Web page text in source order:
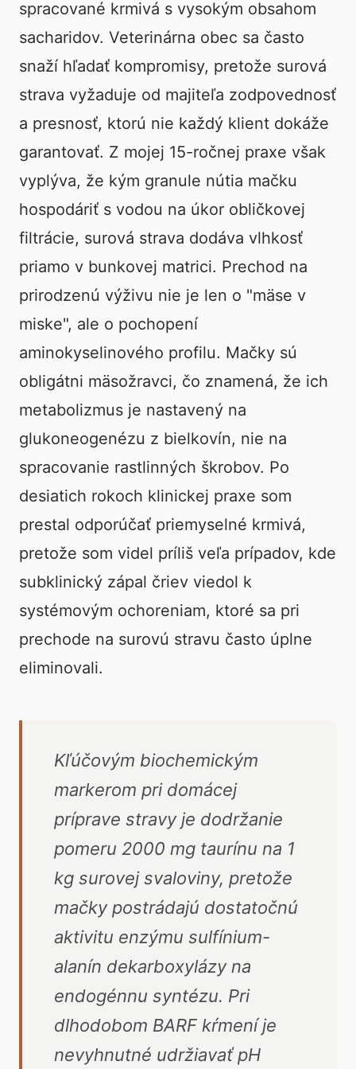
spracované krmivá s vysokým obsahom
sacharidov. Veterinárna obec sa často
snaží hľadať kompromisy, pretože surová
strava vyžaduje od majiteľa zodpovednosť
a presnosť, ktorú nie každý klient dokáže
garantovať. Z mojej 15-ročnej praxe však
vyplýva, že kým granule nútia mačku
hospodáriť s vodou na úkor obličkovej
filtrácie, surová strava dodáva vlhkosť
priamo v bunkovej matrici. Prechod na
prirodzenú výživu nie je len o "mäse v
miske", ale o pochopení
aminokyselinového profilu. Mačky sú
obligátni mäsožravci, čo znamená, že ich
metabolizmus je nastavený na
glukoneogenézu z bielkovín, nie na
spracovanie rastlinných škrobov. Po
desiatich rokoch klinickej praxe som
prestal odporúčať priemyselné krmivá,
pretože som videl príliš veľa prípadov, kde
subklinický zápal čriev viedol k
systémovým ochoreniam, ktoré sa pri
prechode na surovú stravu často úplne
eliminovali.
Kľúčovým biochemickým
markerom pri domácej
príprave stravy je dodržanie
pomeru 2000 mg taurínu na 1
kg surovej svaloviny, pretože
mačky postrádajú dostatočnú
aktivitu enzýmu sulfínium-
alanín dekarboxylázy na
endogénnu syntézu. Pri
dlhodobom BARF kŕmení je
nevyhnutné udržiavať pH